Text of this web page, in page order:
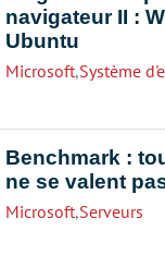
navigateur II :
Ubuntu
Microsoft,Système
Benchmark :
ne se valent
Microsoft,Serveurs